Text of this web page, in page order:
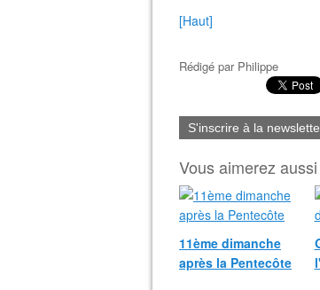
[Haut]
Rédigé par Philippe
S'inscrire à la
Vous aimerez
11ème dimanche
après la Pentecôte